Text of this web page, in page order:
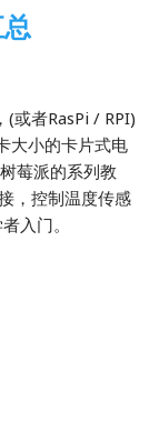
(或者RasPi / RPI)
大小的卡片式电
莓派的系列教
，控制温度传感
入门。